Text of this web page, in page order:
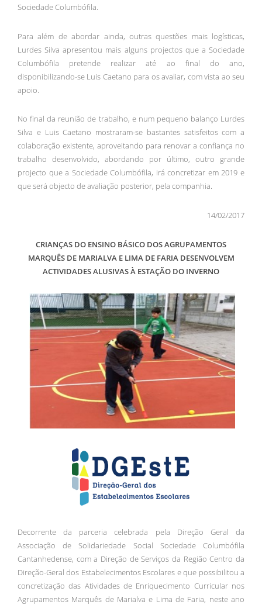
Sociedade Columbófila.
Para além de abordar ainda, outras questões mais logísticas,
Lurdes Silva apresentou mais alguns projectos que a Sociedade
Columbófila pretende realizar até ao final do ano,
disponibilizando-se Luis Caetano para os avaliar, com vista ao seu
apoio.
No final da reunião de trabalho, e num pequeno balanço Lurdes
Silva e Luis Caetano mostraram-se bastantes satisfeitos com a
colaboração existente, aproveitando para renovar a confiança no
trabalho desenvolvido, abordando por último, outro grande
projecto que a Sociedade Columbófila, irá concretizar em 2019 e
que será objecto de avaliação posterior, pela companhia.
14/02/2017
CRIANÇAS DO ENSINO BÁSICO DOS AGRUPAMENTOS
MARQUÊS DE MARIALVA E LIMA DE FARIA DESENVOLVEM
ACTIVIDADES ALUSIVAS À ESTAÇÃO DO INVERNO
Decorrente da parceria celebrada pela Direção Geral da
Associação de Solidariedade Social Sociedade Columbófila
Cantanhedense, com a Direção de Serviços da Região Centro da
Direção-Geral dos Estabelecimentos Escolares e que possibilitou a
concretização das Atividades de Enriquecimento Curricular nos
Agrupamentos Marquês de Marialva e Lima de Faria, neste ano